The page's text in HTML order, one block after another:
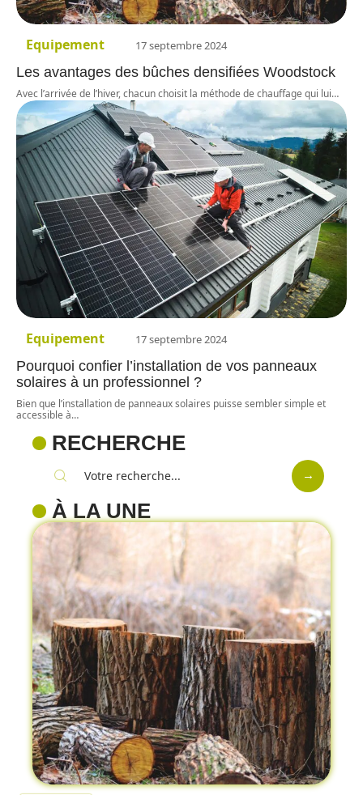
Equipement 17 septembre 2024
Les avantages des bûches densifiées Woodstock
Avec l’arrivée de l’hiver, chacun choisit la méthode de chauffage qui lui…
Equipement 17 septembre 2024
Pourquoi confier l’installation de vos panneaux
solaires à un professionnel ?
Bien que l’installation de panneaux solaires puisse sembler simple et
accessible à…
RECHERCHE
À LA UNE